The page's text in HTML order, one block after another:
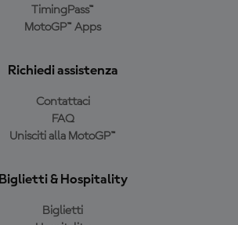
TimingPass™
MotoGP™ Apps
Richiedi assistenza
Contattaci
FAQ
Unisciti alla MotoGP™
Biglietti & Hospitality
Biglietti